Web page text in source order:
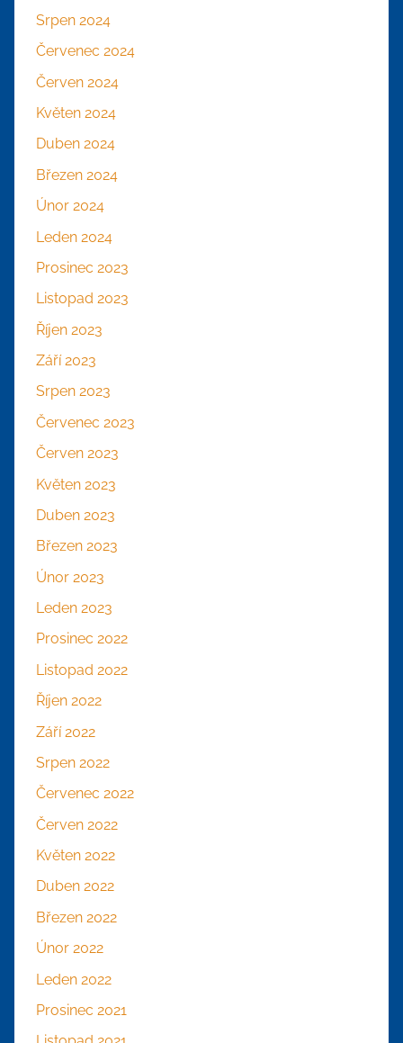
Srpen 2024
Červenec 2024
Červen 2024
Květen 2024
Duben 2024
Březen 2024
Únor 2024
Leden 2024
Prosinec 2023
Listopad 2023
Říjen 2023
Září 2023
Srpen 2023
Červenec 2023
Červen 2023
Květen 2023
Duben 2023
Březen 2023
Únor 2023
Leden 2023
Prosinec 2022
Listopad 2022
Říjen 2022
Září 2022
Srpen 2022
Červenec 2022
Červen 2022
Květen 2022
Duben 2022
Březen 2022
Únor 2022
Leden 2022
Prosinec 2021